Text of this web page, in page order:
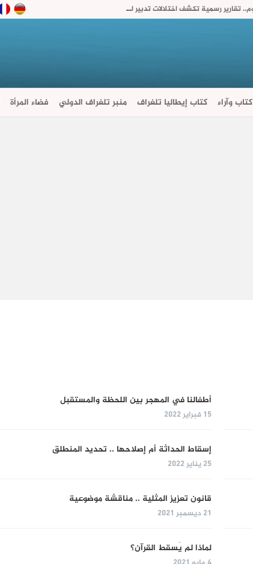
استثمارات متعثرة وتسرب في مداخيل الرسوم.. تقارير رسمية تكشف اختلالات تدبير الطرق السيارة بالمغرب
كتاب وآراء كتاب إيطاليا تلغراف منبر تلغراف الدولي فضاء المرأة
أطفالنا في المهجر بين اللحظة والمستقبل
15 فبراير 2022
إسقاط الحداثة أم إصلاحها .. تحديد المنطلق
25 يناير 2022
قانون تعزيز المثلية .. مناقشة موضوعية
21 ديسمبر 2021
لماذا لم يَسقط القرآن؟